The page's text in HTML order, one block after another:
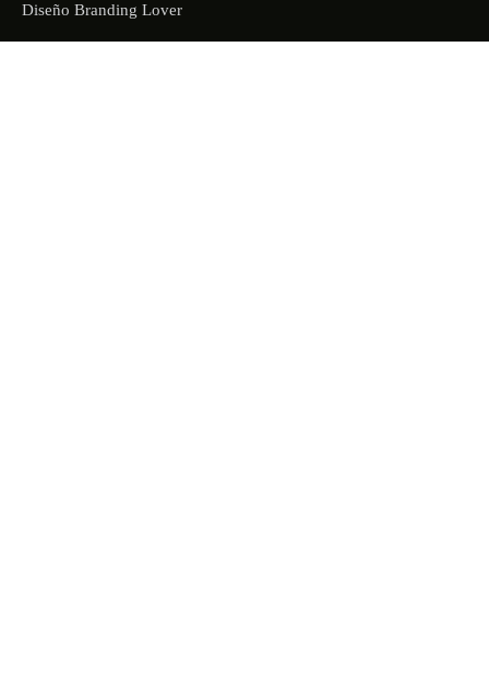
Diseño Branding Lover